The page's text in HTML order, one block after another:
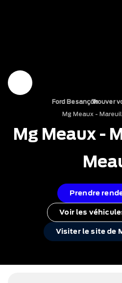
Ford Besançon
›
Trouver
Mg Meaux -
Mg Meaux -
Prendre
Voir les
Visiter le site de